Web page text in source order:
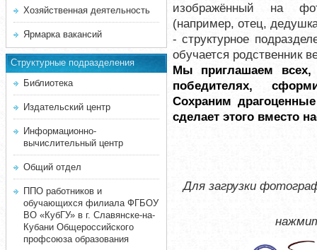
Хозяйственная деятельность
Ярмарка вакансий
Структурные подразделения
Библиотека
Издательский центр
Информационно-
вычислительный центр
Общий отдел
ППО работников и
обучающихся филиала ФГБОУ
ВО «КубГУ» в г. Славянске-на-
Кубани Общероссийского
профсоюза образования
изображённый на
(например, отец,
- структурное
обучается родственник
Мы приглашаем всех,
победителях,
Сохраним
сделает этого вместо
Для загрузки